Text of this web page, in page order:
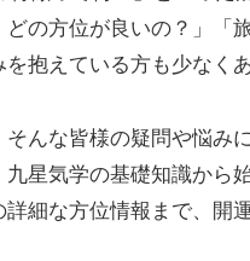
どの方位が良いの？」「
抱えている方も少なく
そんな皆様の疑問や悩み
星気学の基礎知識から
詳細な方位情報まで、開